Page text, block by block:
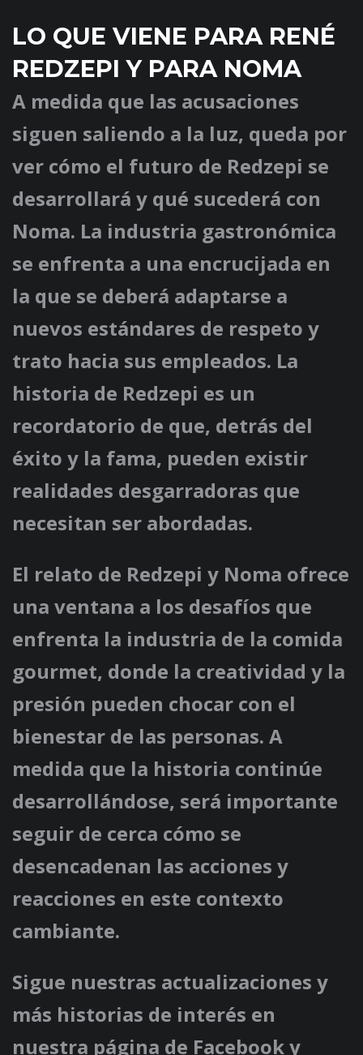
LO QUE VIENE PARA RENÉ
REDZEPI Y PARA NOMA
A medida que las acusaciones
siguen saliendo a la luz, queda por
ver cómo el futuro de Redzepi se
desarrollará y qué sucederá con
Noma. La industria gastronómica
se enfrenta a una encrucijada en
la que se deberá adaptarse a
nuevos estándares de respeto y
trato hacia sus empleados. La
historia de Redzepi es un
recordatorio de que, detrás del
éxito y la fama, pueden existir
realidades desgarradoras que
necesitan ser abordadas.
El relato de Redzepi y Noma ofrece
una ventana a los desafíos que
enfrenta la industria de la comida
gourmet, donde la creatividad y la
presión pueden chocar con el
bienestar de las personas. A
medida que la historia continúe
desarrollándose, será importante
seguir de cerca cómo se
desencadenan las acciones y
reacciones en este contexto
cambiante.
Sigue nuestras actualizaciones y
más historias de interés en
nuestra página de Facebook y